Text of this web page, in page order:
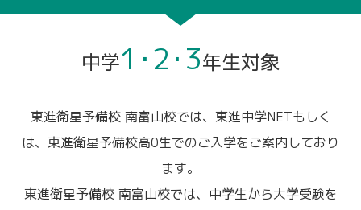
中学1･2･3年生対象
東進衛星予備校 南富山校では、東進中学NETもしく
は、東進衛星予備校高0生でのご入学をご案内しており
ます。
東進衛星予備校 南富山校では、中学生から大学受験を